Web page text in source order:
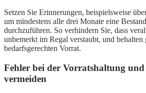
Setzen Sie Erinnerungen, beispielsweise
um mindestens alle drei Monate eine
durchzuführen. So verhindern Sie, dass
unbemerkt im Regal verstaubt, und behalten
bedarfsgerechten Vorrat.
Fehler bei der Vorratshaltung und
vermeiden